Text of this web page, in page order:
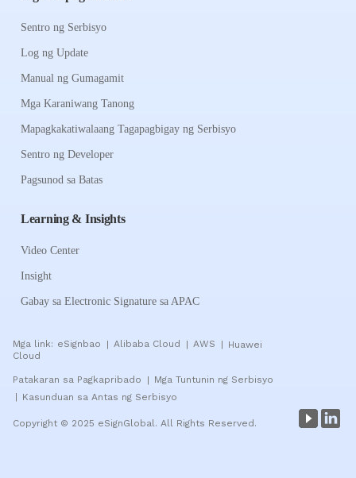
Sentro ng Serbisyo
Log ng Update
Manual ng Gumagamit
Mga Karaniwang Tanong
Mapagkakatiwalaang Tagapagbigay ng Serbisyo
Sentro ng Developer
Pagsunod sa Batas
Learning & Insights
Video Center
Insight
Gabay sa Electronic Signature sa APAC
Mga link: eSignbao Alibaba Cloud AWS
Huawei
Cloud
Patakaran sa Pagkapribado | Mga Tuntunin ng Serbisyo
Kasunduan sa Antas ng Serbisyo
Copyright © 2025 eSignGlobal. All Rights Reserved.